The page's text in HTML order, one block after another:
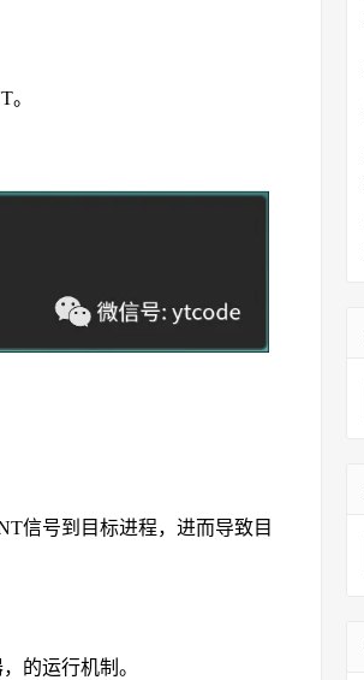
。
信号到目标进程，进而导致目
的运行机制。